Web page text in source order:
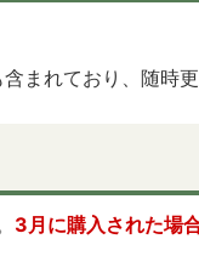
まれており、随時更
3月に購入された場